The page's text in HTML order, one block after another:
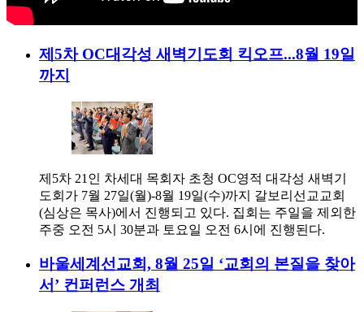
제5차 OC대각성 새벽기도회 킥오프...8월 19일
까지
제5차 21인 차세대 목회자 초청 OC영적 대각성 새벽기
도회가 7월 27일(월)-8월 19일(수)까지 갈보리선교교회
(심상은 목사)에서 진행되고 있다. 집회는 주일을 제외한
주중 오전 5시 30분과 토요일 오전 6시에 진행된다.
바울세계선교회, 8월 25일 ‘교회의 본질을 찾아
서’ 컨퍼런스 개최